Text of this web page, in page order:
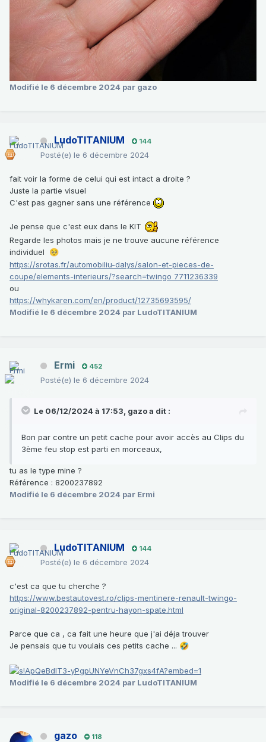
Modifié le 6 décembre 2024 par gazo
LudoTITANIUM 144
Posté(e) le 6 décembre 2024
fait voir la forme de celui qui est intact a droite ?
Juste la partie visuel
C'est pas gagner sans une référence
Je pense que c'est eux dans le KIT
Regarde les photos mais je ne trouve aucune référence
individuel 🥺
https://srotas.fr/automobiliu-dalys/salon-et-pieces-de-
coupe/elements-interieurs/?search=twingo 7711236339
ou
https://whykaren.com/en/product/12735693595/
Modifié le 6 décembre 2024 par LudoTITANIUM
Ermi 452
Posté(e) le 6 décembre 2024
Le 06/12/2024 à 17:53, gazoa dit :
Bon par contre un petit cache pour avoir accès au Clips du
3ème feu stop est parti en morceaux,
tu as le type mine ?
Référence : 8200237892
Modifié le 6 décembre 2024 par Ermi
LudoTITANIUM 144
Posté(e) le 6 décembre 2024
c'est ca que tu cherche ?
https://www.bestautovest.ro/clips-mentinere-renault-twingo-
original-8200237892-pentru-hayon-spate.html
Parce que ca , ca fait une heure que j'ai déja trouver
Je pensais que tu voulais ces petits cache ... 🤣
Modifié le 6 décembre 2024 par LudoTITANIUM
gazo 118